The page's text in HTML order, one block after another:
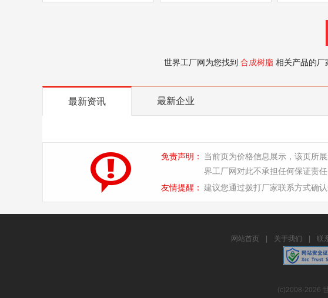
世界工厂网为您找到 合成树脂 相关产品的厂
最新资讯 最新企业
免责声明：
当前页为价格信息展示，该页所
界工厂网对此不承担任何保证责任
友情提醒： 建议您通过拨打厂家联系方式确
网站首页 关于我们 联
(c)2008-2026